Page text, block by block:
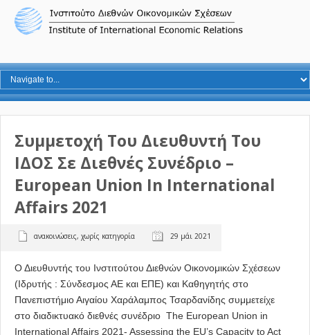
Συμμετοχή Του Διευθυντή Του
ΙΔΟΣ Σε Διεθνές Συνέδριο –
European Union In International
Affairs 2021
ανακοινώσεις, χωρίς κατηγορία 29 μάι 2021
Ο Διευθυντής του Ινστιτούτου Διεθνών Οικονομικών Σχέσεων
(Ιδρυτής : Σύνδεσμος ΑΕ και ΕΠΕ) και Καθηγητής στο
Πανεπιστήμιο Αιγαίου Χαράλαμπος Τσαρδανίδης συμμετείχε
στο διαδικτυακό διεθνές συνέδριο The European Union in
International Affairs 2021- Assessing the EU’s Capacity to Act